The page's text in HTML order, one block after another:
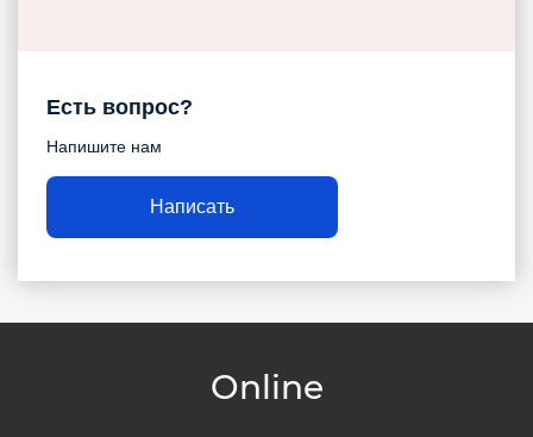
Есть вопрос?
Напишите нам
Написать
Online